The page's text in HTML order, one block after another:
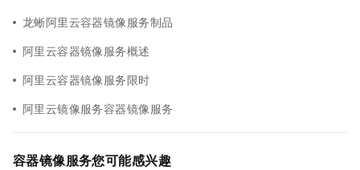
龙蜥阿里云容器镜像服务制品
阿里云容器镜像服务概述
阿里云容器镜像服务限时
阿里云镜像服务容器镜像服务
容器镜像服务您可能感兴趣